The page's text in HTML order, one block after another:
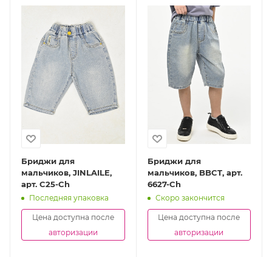
Бриджи для
мальчиков, JINLAILE,
арт. C25-Ch
Последняя упаковка
Цена доступна после
авторизации
Бриджи для
мальчиков, BBCT, арт.
6627-Ch
Скоро закончится
Цена доступна после
авторизации